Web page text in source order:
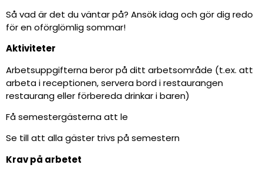
Så vad är det du väntar på? Ansök idag och gör dig redo
för en oförglömlig sommar!
Aktiviteter
Arbetsuppgifterna beror på ditt arbetsområde (t.ex. att
arbeta i receptionen, servera bord i restaurangen
restaurang eller förbereda drinkar i baren)
Få semestergästerna att le
Se till att alla gäster trivs på semestern
Krav på arbetet